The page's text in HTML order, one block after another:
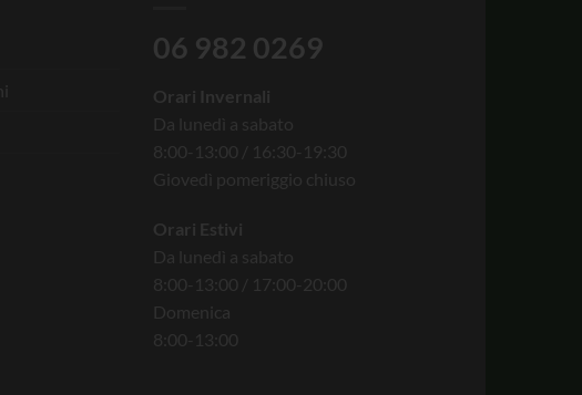
06 982 0269
Orari Invernali
Da lunedì a sabato
8:00-13:00 / 16:30-19:30
Giovedì pomeriggio chiuso
Orari Estivi
Da lunedì a sabato
8:00-13:00 / 17:00-20:00
Domenica
8:00-13:00